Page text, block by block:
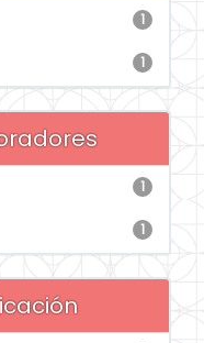
1
1
1
1